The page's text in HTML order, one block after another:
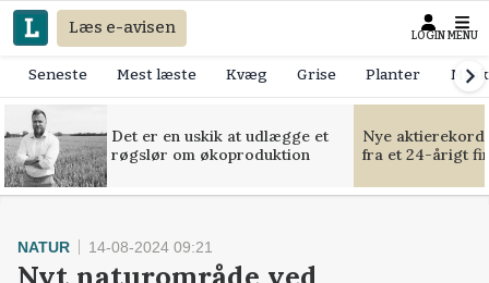
Læs e-avisen LOGIN MENU
Seneste Mest læste Kvæg Grise Planter
Det er en uskik at udlægge et
røgslør om økoproduktion
Nye
fra et 24-årigt
NATUR 14-08-2024 09:21
Nyt naturområde ved